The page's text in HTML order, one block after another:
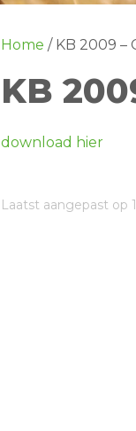
Home / KB 2009 –
KB
download hier
Laatst aangepast op